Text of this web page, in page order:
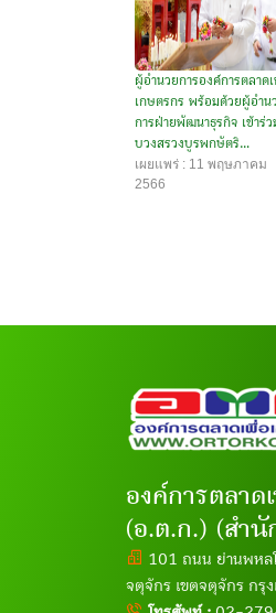
ผู้อำนวยการองค์การตลาด
เกษตรกร พร้อมด้วยผู้อำน
การฝ่ายพัฒนาธุรกิจ เข้าร่
บวงสรวงบูรพกษัตริ...
เผยแพร่ : 11 พฤษภาคม
2566
องค์การตลาด
(อ.ต.ก.) (สำ
101 ถนน ย่านพหล
จตุจักร เขตจตุจักร กรุ